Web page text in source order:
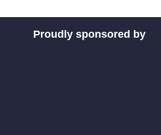
Proudly sponsored by